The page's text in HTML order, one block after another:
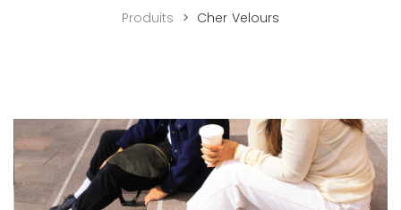
Produits > Cher Velours